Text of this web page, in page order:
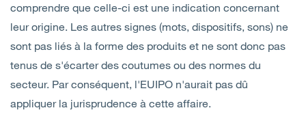
comprendre que celle-ci est une indication concernant
leur origine. Les autres signes (mots, dispositifs, sons) ne
sont pas liés à la forme des produits et ne sont donc pas
tenus de s'écarter des coutumes ou des normes du
secteur. Par conséquent, l'EUIPO n'aurait pas dû
appliquer la jurisprudence à cette affaire.